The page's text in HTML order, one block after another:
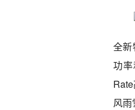
全
功
风雨